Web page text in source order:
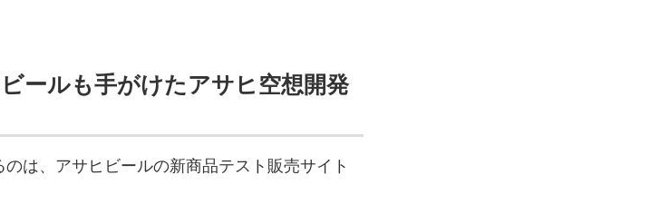
ールも手がけたアサヒ空想開発
は、アサヒビールの新商品テスト販売サイト